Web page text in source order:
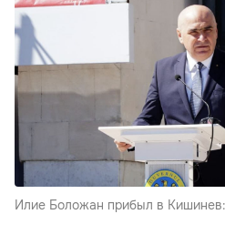
Илие Боложан прибыл в Кишинев: